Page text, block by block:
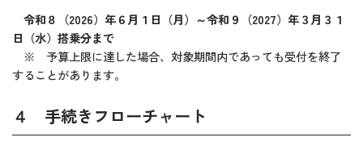
令和８（2026）年６月１日（月）～令和９（2027）年３月３１
日（水）搭乗分まで
※ 予算上限に達した場合、対象期間内であっても受付を終了
することがあります。
４ 手続きフローチャート